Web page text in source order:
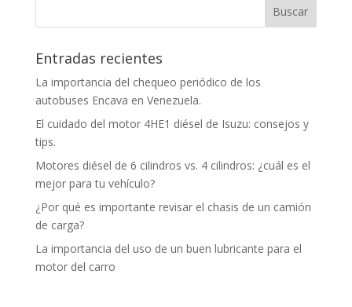
Entradas recientes
La importancia del chequeo periódico de los
autobuses Encava en Venezuela.
El cuidado del motor 4HE1 diésel de Isuzu: consejos y
tips.
Motores diésel de 6 cilindros vs. 4 cilindros: ¿cuál es el
mejor para tu vehículo?
¿Por qué es importante revisar el chasis de un camión
de carga?
La importancia del uso de un buen lubricante para el
motor del carro